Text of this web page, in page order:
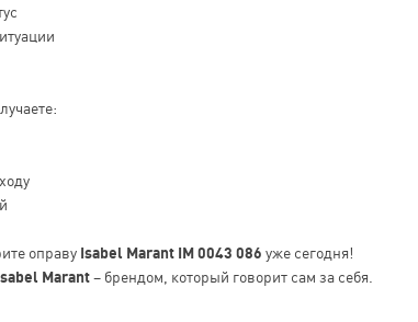
оправу Isabel Marant IM 0043 086 уже сегодня!
Marant– брендом, который говорит сам за себя.